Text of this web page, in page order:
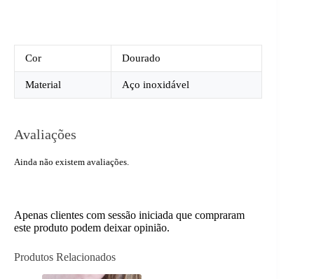
Cor Dourado
Material Aço inoxidável
Avaliações
Ainda não existem avaliações.
Apenas clientes com sessão iniciada que compraram
este produto podem deixar opinião.
Produtos Relacionados